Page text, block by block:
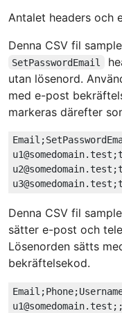
Antalet headers och
Denna CSV fil
SetPasswordEmail
utan lösenord.
med e-post
markeras därefter
Denna CSV fil
sätter e-post och
Lösenorden sätts
bekräftelsekod.